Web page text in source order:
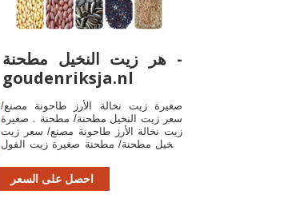
هر زيت النخيل مطحنة -
goudenriksja.nl
صغيرة زيت نخالة الأرز طاحونة مصنع/
سعر زيت النخيل مطحنة/ مطحنة . صغيرة
زيت نخالة الأرز طاحونة مصنع/ سعر زيت
النخيل مطحنة/ مطحنة صغيرة زيت الفول
ningbo1 قطعة معرف
المنتج:60276416268.احصل على السعر